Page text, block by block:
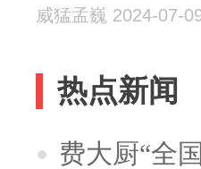
威猛孟巍 2024-07-
热点新闻
费大厨“全